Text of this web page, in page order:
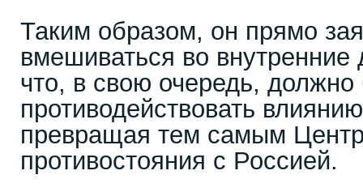
Таким образом, он прямо
вмешиваться во внутренние
что, в свою очередь,
противодействовать
превращая тем самым
противостояния с Россией.